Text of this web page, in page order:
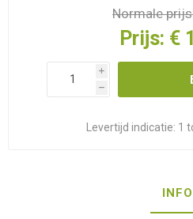
Normale
Prijs: €
i
h
Levertijd indicatie: 1
INFO